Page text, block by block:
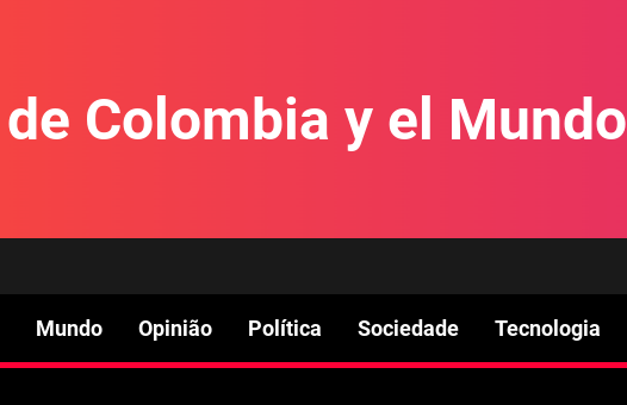
Colombia y el Mundo
Mundo Opinião Política Sociedade Tecnologia